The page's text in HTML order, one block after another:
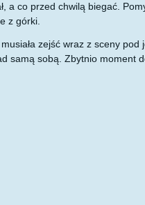
a co przed chwilą biegać.
z górki.
zejść wraz z sceny pod
samą sobą. Zbytnio moment